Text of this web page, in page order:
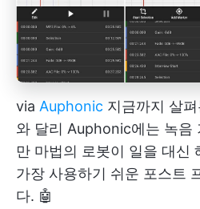
via Auphonic 지금까지 살
와 달리 Auphonic에는 녹음
만 마법의 로봇이 일을 대신
가장 사용하기 쉬운 포스트
다. 🤖